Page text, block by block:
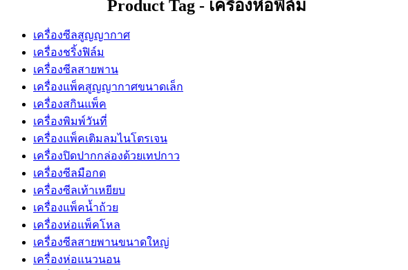
Product Tag - เครื่องห่อฟิล์ม
เครื่องซีลสูญญากาศ
เครื่องชริ้งฟิล์ม
เครื่องซีลสายพาน
เครื่องแพ็คสูญญากาศขนาดเล็ก
เครื่องสกินแพ็ค
เครื่องพิมพ์วันที่
เครื่องแพ็คเติมลมไนโตรเจน
เครื่องปิดปากกล่องด้วยเทปกาว
เครื่องซีลมือกด
เครื่องซีลเท้าเหยียบ
เครื่องแพ็คน้ำถ้วย
เครื่องห่อแพ็คโหล
เครื่องซีลสายพานขนาดใหญ่
เครื่องห่อแนวนอน